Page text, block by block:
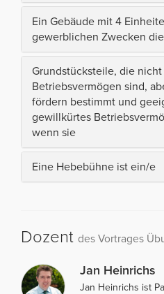
Ein Gebäude mit 4
gewerblichen Zwecken
Grundstücksteile, die
Betriebsvermögen sind,
fördern bestimmt und
gewillkürtes
wenn sie
Eine Hebebühne ist ein/e
Dozent des Vortrages
Jan Heinrichs
Jan Heinrichs ist